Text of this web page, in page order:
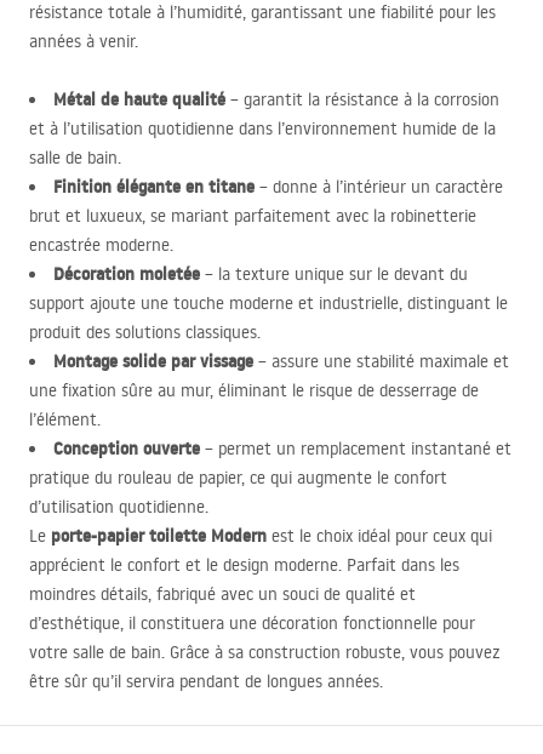
résistance totale à l’humidité, garantissant une fiabilité pour les
années à venir.
Métal de haute qualité – garantit la résistance à la corrosion
et à l’utilisation quotidienne dans l’environnement humide de la
salle de bain.
Finition élégante en titane – donne à l’intérieur un caractère
brut et luxueux, se mariant parfaitement avec la robinetterie
encastrée moderne.
Décoration moletée – la texture unique sur le devant du
support ajoute une touche moderne et industrielle, distinguant le
produit des solutions classiques.
Montage solide par vissage – assure une stabilité maximale et
une fixation sûre au mur, éliminant le risque de desserrage de
l’élément.
Conception ouverte – permet un remplacement instantané et
pratique du rouleau de papier, ce qui augmente le confort
d’utilisation quotidienne.
Le porte-papier toilette Modern est le choix idéal pour ceux qui
apprécient le confort et le design moderne. Parfait dans les
moindres détails, fabriqué avec un souci de qualité et
d’esthétique, il constituera une décoration fonctionnelle pour
votre salle de bain. Grâce à sa construction robuste, vous pouvez
être sûr qu’il servira pendant de longues années.